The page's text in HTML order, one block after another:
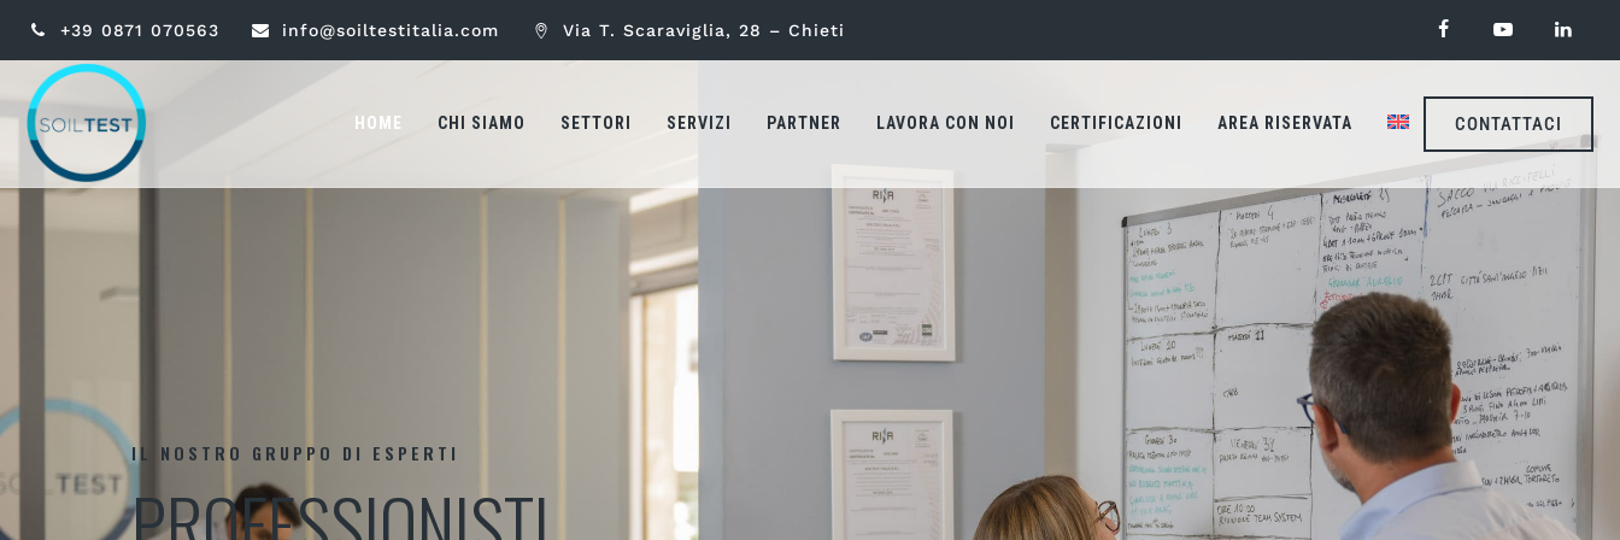
+39 0871 070563 info@soiltestitalia.com Via T. Scaraviglia, 28 – Chieti
CONTATTACI
HOME CHI SIAMO SETTORI SERVIZI PARTNER LAVORA CON NOI CERTIFICAZIONI AREA RISERVATA
IL NOSTRO GRUPPO DI ESPERTI